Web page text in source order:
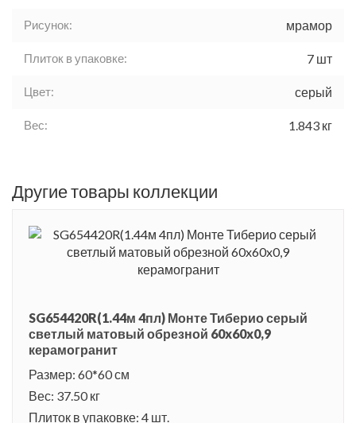
Рисунок: мрамор
Плиток в упаковке: 7 шт
Цвет: серый
Вес: 1.843 кг
Другие товары коллекции
SG654420R(1.44м 4пл) Монте Тиберио серый
светлый матовый обрезной 60x60x0,9
керамогранит
Размер: 60*60 см
Вес: 37.50 кг
Плиток в упаковке: 4 шт.